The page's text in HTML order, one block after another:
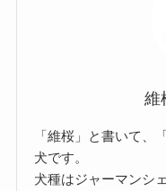
維
「維桜」と書いて、
犬です。
犬種はジャーマンシ